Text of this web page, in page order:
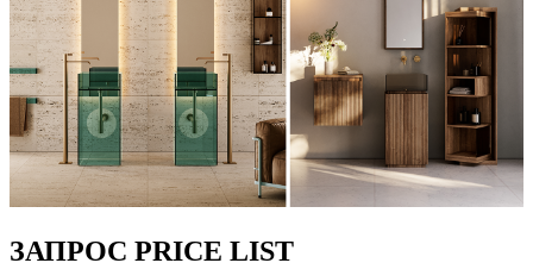
ЗАПРОС PRICE LIST